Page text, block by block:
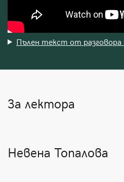
Пълен текст от разговора
За лектора
Невена Топалова